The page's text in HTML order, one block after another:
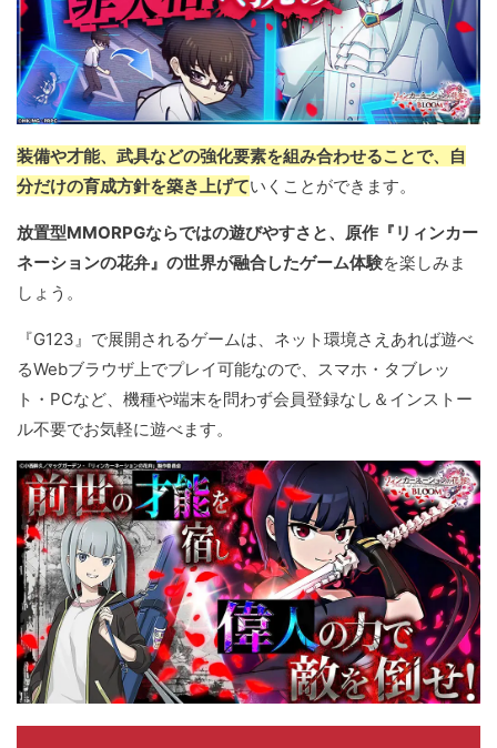
装備や才能、武具などの強化要素を組み合わせることで、自
分だけの育成方針を築き上げていくことができます。
放置型MMORPGならではの遊びやすさと、原作『リィンカー
ネーションの花弁』の世界が融合したゲーム体験を楽しみま
しょう。
『G123』で展開されるゲームは、ネット環境さえあれば遊べ
るWebブラウザ上でプレイ可能なので、スマホ・タブレッ
ト・PCなど、機種や端末を問わず会員登録なし＆インストー
ル不要でお気軽に遊べます。